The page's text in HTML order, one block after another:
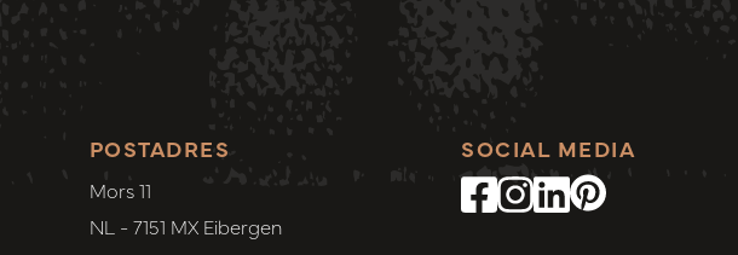
SOCIAL MEDIA
POSTADRES
Mors 11
NL - 7151 MX Eibergen